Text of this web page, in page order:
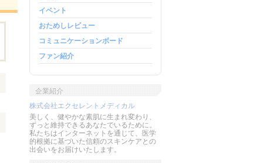
イベント
おためしレビュー
コミュニケーションボード
ファン紹介
企業紹介
株式会社エクセレントメディカル
美しく、健やかな素肌に生まれ変わり、
ずっと維持できるあなたでいるために。
私たちはインターネットを通じて、医学
的根拠に基づいた信頼のスキンケアとの
出会いをお届けいたします。